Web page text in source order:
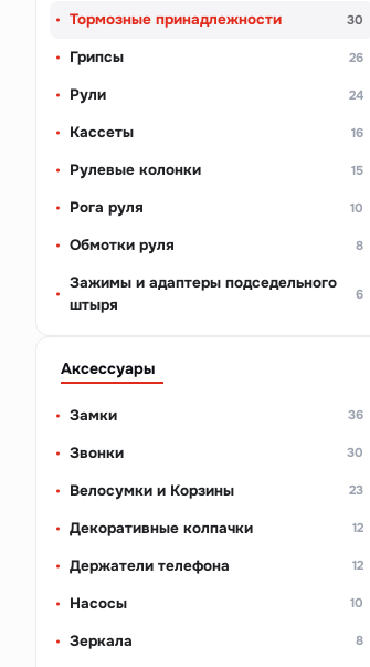
Тормозные принадлежности 30
Грипсы 26
Рули 24
Кассеты 16
Рулевые колонки 15
Рога руля 10
Обмотки руля 8
Зажимы и адаптеры подседельного
штыря
6
Аксессуары
Замки 36
Звонки 30
Велосумки и Корзины 23
Декоративные колпачки 12
Держатели телефона 12
Насосы 10
Зеркала 8